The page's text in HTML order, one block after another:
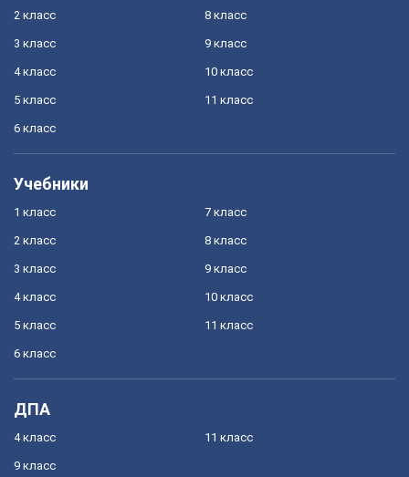
2 класс
3 класс
4 класс
5 класс
6 класс
8 класс
9 класс
10 класс
11 класс
Учебники
1 класс
2 класс
3 класс
4 класс
5 класс
6 класс
7 класс
8 класс
9 класс
10 класс
11 класс
ДПА
4 класс
9 класс
11 класс